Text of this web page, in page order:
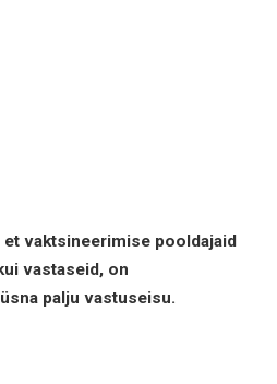
et vaktsineerimise pooldajaid
vastaseid, on
palju vastuseisu.